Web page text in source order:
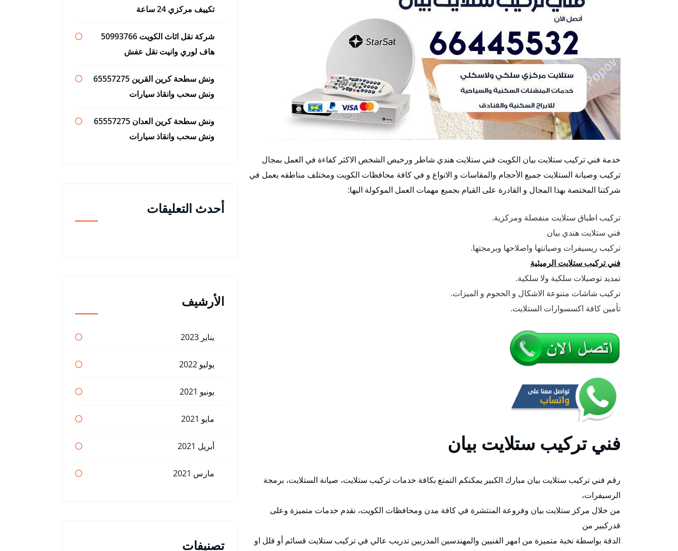
خدمة فني تركيب ستلايت بيان الكويت فني ستلايت هندي شاطر ورخيص الشخص الاكثر كفاءة في العمل بمجال
تركيب وصيانة الستلايت جميع الأحجام والمقاسات و الانواع و في كافة محافظات الكويت ومختلف مناطقه يعمل في
شركتنا المختصة بهذا المجال و القادرة على القيام بجميع مهمات العمل الموكولة اليها:
تركيب اطباق ستلايت منفصلة ومركزية.
فني ستلايت هندي بيان
تركيب ريسيفرات وصيانتها واصلاحها وبرمجتها.
فني تركيب ستلايت الرميثية
تمديد توصيلات سلكية ولا سلكية.
تركيب شاشات متنوعة الاشكال و الحجوم و الميزات.
تأمين كافة اكسسوارات الستلايت.
فني تركيب ستلايت بيان
رقم فني تركيب ستلايت بيان مبارك الكبير يمكنكم التمتع بكافة خدمات تركيب ستلايت، صيانة الستلايت، برمجة
الرسيفرات،
من خلال مركز ستلايت بيان وفروعة المنتشرة في كافة مدن ومحافظات الكويت، نقدم خدمات متميزة وعلى
قدركبير من
الدقة بواسطة نخبة متميزة من امهر الفنيين والمهندسين المدربين تدريب عالي في تركيب ستلايت قسائم أو فلل او
تكييف مركزي 24 ساعة
شركة نقل اثاث الكويت 50993766
هاف لوري وانيت نقل عفش
ونش سطحة كرين القرين 65557275
ونش سحب وانقاذ سيارات
ونش سطحة كرين العدان 65557275
ونش سحب وانقاذ سيارات
أحدث التعليقات
الأرشيف
يناير 2023
يوليو 2022
يونيو 2021
مايو 2021
أبريل 2021
مارس 2021
تصنيفات